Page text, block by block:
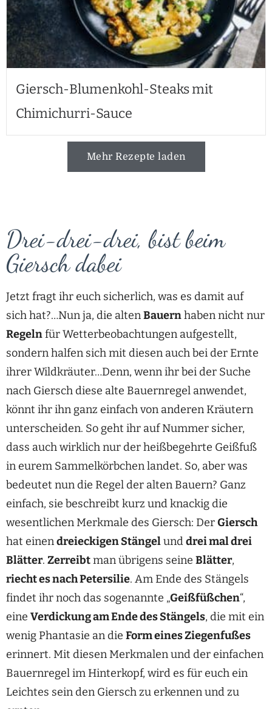
Giersch-Blumenkohl-Steaks mit
Chimichurri-Sauce
Mehr Rezepte laden
Drei-drei-drei, bist beim
Giersch dabei
Jetzt fragt ihr euch sicherlich, was es damit auf
sich hat?…Nun ja, die altenBauernhaben nicht nur
Regelnfür Wetterbeobachtungen aufgestellt,
sondern halfen sich mit diesen auch bei der Ernte
ihrer Wildkräuter…Denn, wenn ihr bei der Suche
nach Giersch diese alte Bauernregel anwendet,
könnt ihr ihn ganz einfach von anderen Kräutern
unterscheiden. So geht ihr auf Nummer sicher,
dass auch wirklich nur der heißbegehrte Geißfuß
in eurem Sammelkörbchen landet. So, aber was
bedeutet nun die Regel der alten Bauern? Ganz
einfach, sie beschreibt kurz und knackig die
wesentlichen Merkmale des Giersch: DerGiersch
hat einendreieckigen Stängelunddrei mal drei
Blätter. Zerreibtman übrigens seine Blätter,
riecht es nach Petersilie. Am Ende des Stängels
findet ihr noch das sogenannte „Geißfüßchen“,
eine Verdickung am Ende des Stängels, die mit ein
wenig Phantasie an die Form eines Ziegenfußes
erinnert. Mit diesen Merkmalen und der einfachen
Bauernregel im Hinterkopf, wird es für euch ein
Leichtes sein den Giersch zu erkennen und zu